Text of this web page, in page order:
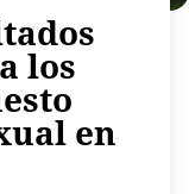
los
en